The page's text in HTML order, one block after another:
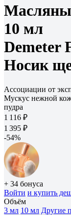
10 мл
Demeter
Носик
Ассоциации от
Мускус нежной
пудра
1 116 ₽
1 395 ₽
-54%
+ 34 бонуса
Войти и купить
Объём
3 мл 10 мл Другие